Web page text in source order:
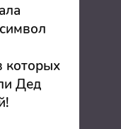
которых
Дед